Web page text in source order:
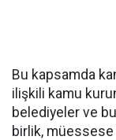
Bu kapsamda
ilişkili kamu
belediyeler ve
birlik, müessese